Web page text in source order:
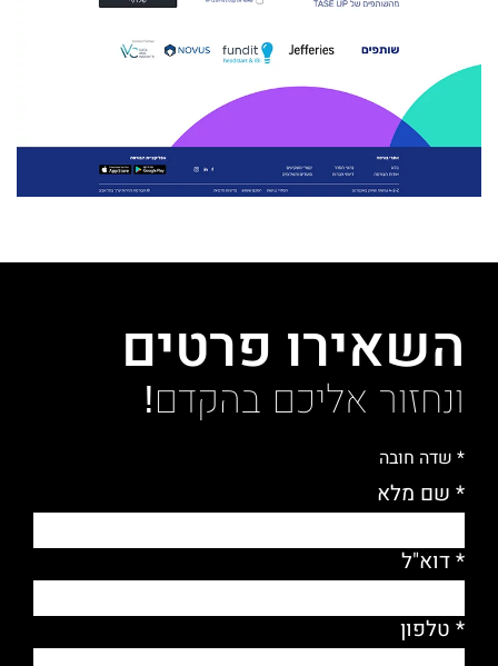
השאירו פרטים
ונחזור אליכם בהקדם!
* שדה חובה
* שם מלא
* דוא"ל
* טלפון